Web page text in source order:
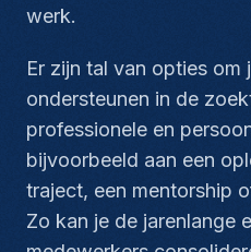
werk.
Er zijn tal van opties om
ondersteunen in de
professionele en
bijvoorbeeld aan een
traject, een mentorship
Zo kan je de jarenlange